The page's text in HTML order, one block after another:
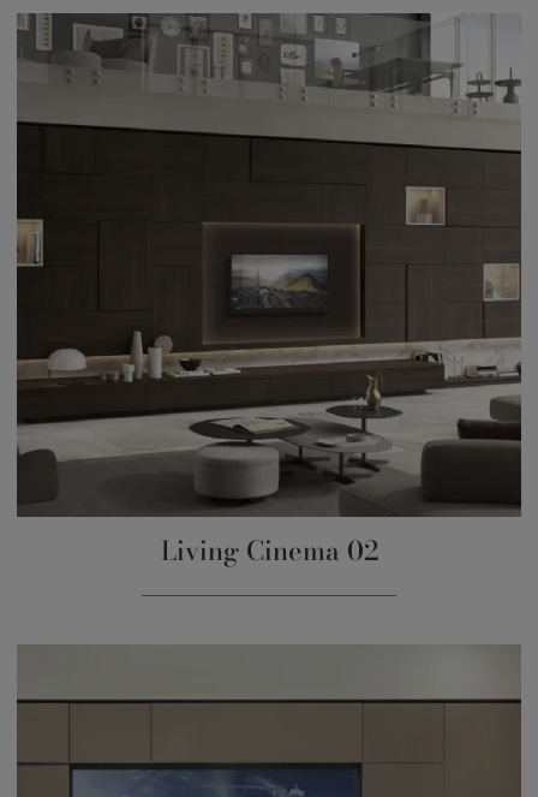
Living Cinema 02